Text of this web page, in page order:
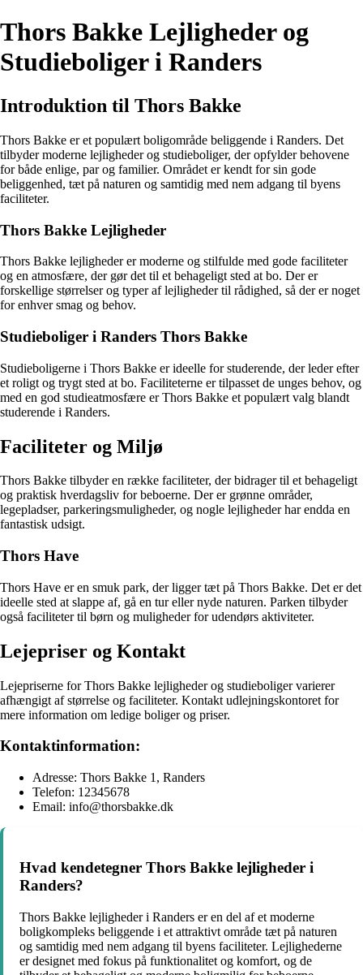
Thors Bakke Lejligheder og
Studieboliger i Randers
Introduktion til Thors Bakke
Thors Bakke er et populært boligområde beliggende i Randers. Det
tilbyder moderne lejligheder og studieboliger, der opfylder behovene
for både enlige, par og familier. Området er kendt for sin gode
beliggenhed, tæt på naturen og samtidig med nem adgang til byens
faciliteter.
Thors Bakke Lejligheder
Thors Bakke lejligheder er moderne og stilfulde med gode faciliteter
og en atmosfære, der gør det til et behageligt sted at bo. Der er
forskellige størrelser og typer af lejligheder til rådighed, så der er noget
for enhver smag og behov.
Studieboliger i Randers Thors Bakke
Studieboligerne i Thors Bakke er ideelle for studerende, der leder efter
et roligt og trygt sted at bo. Faciliteterne er tilpasset de unges behov, og
med en god studieatmosfære er Thors Bakke et populært valg blandt
studerende i Randers.
Faciliteter og Miljø
Thors Bakke tilbyder en række faciliteter, der bidrager til et behageligt
og praktisk hverdagsliv for beboerne. Der er grønne områder,
legepladser, parkeringsmuligheder, og nogle lejligheder har endda en
fantastisk udsigt.
Thors Have
Thors Have er en smuk park, der ligger tæt på Thors Bakke. Det er det
ideelle sted at slappe af, gå en tur eller nyde naturen. Parken tilbyder
også faciliteter til børn og muligheder for udendørs aktiviteter.
Lejepriser og Kontakt
Lejepriserne for Thors Bakke lejligheder og studieboliger varierer
afhængigt af størrelse og faciliteter. Kontakt udlejningskontoret for
mere information om ledige boliger og priser.
Kontaktinformation:
Adresse: Thors Bakke 1, Randers
Telefon: 12345678
Email: info@thorsbakke.dk
Hvad kendetegner Thors Bakke lejligheder i
Randers?
Thors Bakke lejligheder i Randers er en del af et moderne
boligkompleks beliggende i et attraktivt område tæt på naturen
og samtidig med nem adgang til byens faciliteter. Lejlighederne
er designet med fokus på funktionalitet og komfort, og de